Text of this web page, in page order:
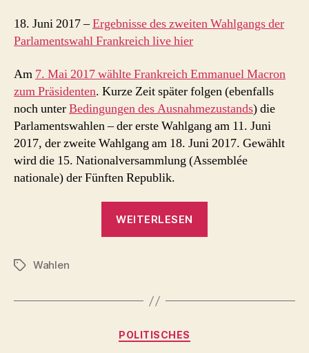
18. Juni 2017 –Ergebnisse des zweiten Wahlgangs der
Parlamentswahl Frankreich live hier
Am 7. Mai 2017 wählte Frankreich Emmanuel Macron
zum Präsidenten. Kurze Zeit später folgen (ebenfalls
noch unterBedingungen des Ausnahmezustands) die
Parlamentswahlen – der erste Wahlgang am 11. Juni
2017, der zweite Wahlgang am 18. Juni 2017. Gewählt
wird die 15. Nationalversammlung (Assemblée
nationale) der Fünften Republik.
WEITERLESEN
Schlagwörter
Wahlen
Kategorien
POLITISCHES